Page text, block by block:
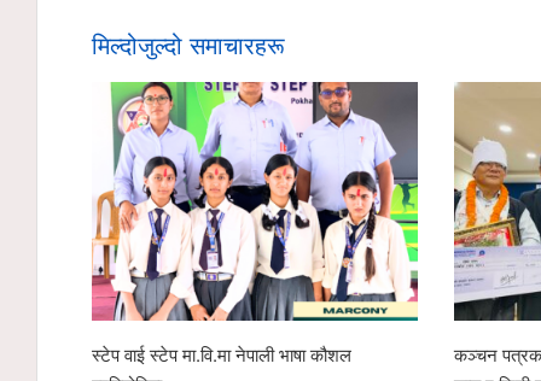
मिल्दोजुल्दो समाचारहरू
स्टेप वाई स्टेप मा.वि.मा नेपाली भाषा कौशल
कञ्चन